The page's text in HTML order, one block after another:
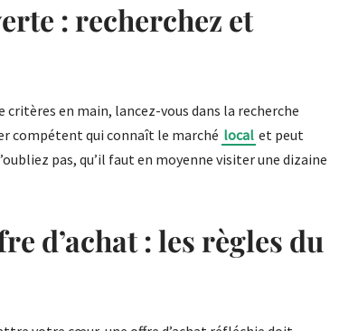
: recherchez et
en main, lancez-vous dans la recherche
compétent qui connaît le marché local et peut
pas, qu’il faut en moyenne visiter une dizaine
d’achat : les règles du